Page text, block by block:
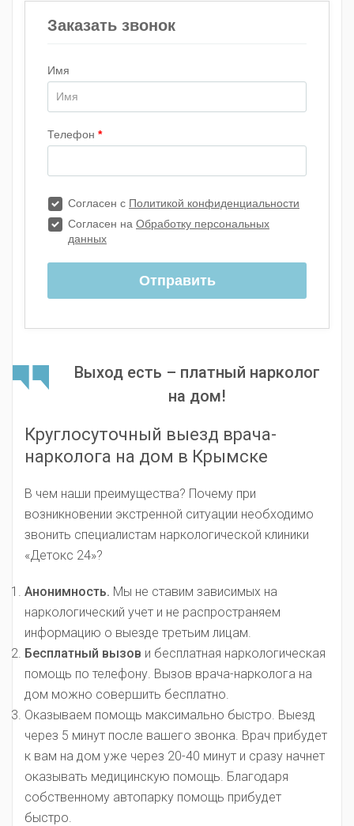
Выход есть – платный нарколог
на дом!
Круглосуточный выезд врача-
нарколога на дом в Крымске
В чем наши преимущества? Почему при
возникновении экстренной ситуации необходимо
звонить специалистам наркологической клиники
«Детокс 24»?
Анонимность. Мы не ставим зависимых на
наркологический учет и не распространяем
информацию о выезде третьим лицам.
Бесплатный вызов и бесплатная наркологическая
помощь по телефону. Вызов врача-нарколога на
дом можно совершить бесплатно.
Оказываем помощь максимально быстро. Выезд
через 5 минут после вашего звонка. Врач прибудет
к вам на дом уже через 20-40 минут и сразу начнет
оказывать медицинскую помощь. Благодаря
собственному автопарку помощь прибудет
быстро.